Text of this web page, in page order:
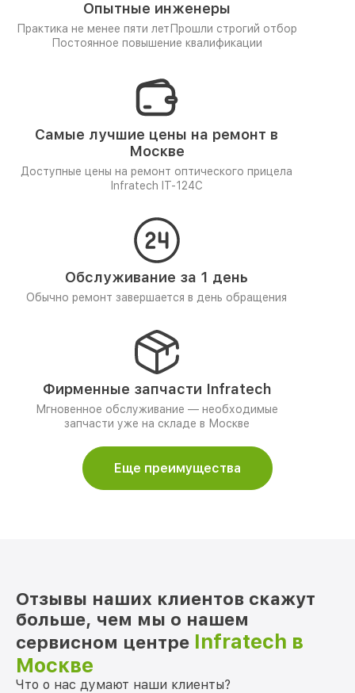
Опытные инженеры
Практика не менее пяти лет Прошли строгий отбор
Постоянное повышение квалификации
Самые лучшие цены на ремонт в
Москве
Доступные цены на ремонт оптического прицела
Infratech IT-124C
Обслуживание за 1 день
Обычно ремонт завершается в день обращения
Фирменные запчасти Infratech
Мгновенное обслуживание — необходимые
запчасти уже на складе в Москве
Еще преимущества
Отзывы наших клиентов скажут
больше, чем мы о нашем
сервисном центре Infratech в
Москве
Что о нас думают наши клиенты?